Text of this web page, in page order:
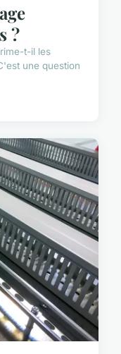
?
t-il les
une question